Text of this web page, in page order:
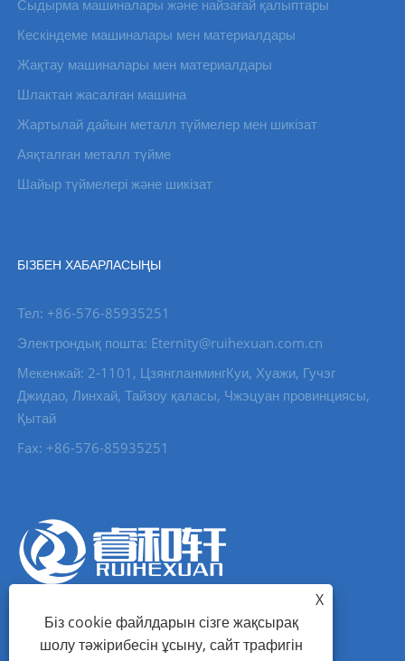
Сыдырма машиналары және найзағай қалыптары
Кескіндеме машиналары мен материалдары
Жақтау машиналары мен материалдары
Шлактан жасалған машина
Жартылай дайын металл түймелер мен шикізат
Аяқталған металл түйме
Шайыр түймелері және шикізат
БІЗБЕН ХАБАРЛАСЫҢЫ
Тел: +86-576-85935251
Электрондық пошта: Eternity@ruihexuan.com.cn
Мекенжай: 2-1101, ЦзянгланмингКуи, Хуажи, Гучэг
Джидао, Линхай, Тайзоу қаласы, Чжэцуан провинциясы,
Қытай
Fax: +86-576-85935251
X
Біз cookie файлдарын сізге жақсырақ
шолу тәжірибесін ұсыну, сайт трафигін